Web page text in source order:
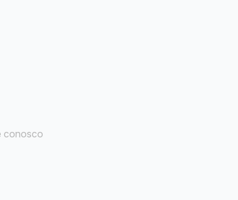
conosco